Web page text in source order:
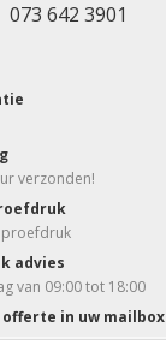
073 642 3901
verzonden!
advies
van 09:00 tot 18:00
offerte in uw mailbox